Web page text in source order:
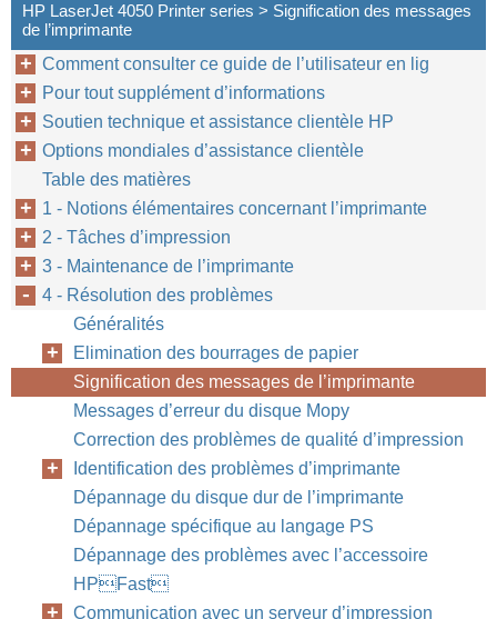
Chapitre 4 : Résolution des problèmes
HP LaserJet 4050 Printer series > Signification des messages
de l’imprimante
Comment consulter ce guide de l’utilisateur en lig
Pour tout supplément d’informations
Soutien technique et assistance clientèle HP
Options mondiales d’assistance clientèle
Table des matières
1 - Notions élémentaires concernant l’imprimante
2 - Tâches d’impression
3 - Maintenance de l’imprimante
4 - Résolution des problèmes
Généralités
Elimination des bourrages de papier
Signification des messages de l’imprimante
Messages d’erreur du disque Mopy
Correction des problèmes de qualité d’impression
Identification des problèmes d’imprimante
Dépannage du disque dur de l’imprimante
Dépannage spécifique au langage PS
Dépannage des problèmes avec l’accessoire
HPFast
Communication avec un serveur d’impression